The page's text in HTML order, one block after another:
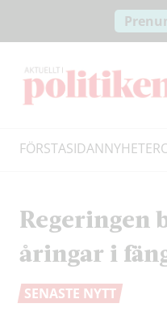
innehållet
headern
FÖRSTASIDANNYHETER
Regeringen
åringar i
SENASTE NYTT